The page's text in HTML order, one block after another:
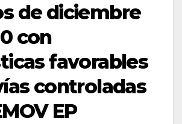
de diciembre
con
favorables
controladas
EP